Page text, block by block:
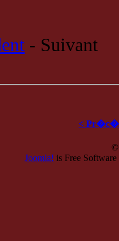
- Suivant
<
©
Joomla! is Free